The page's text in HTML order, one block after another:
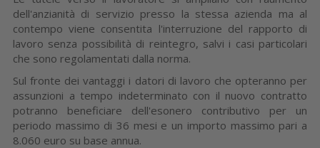
dell'anzianità di servizio presso la stessa azienda ma al
contempo viene consentita l'interruzione del rapporto di
lavoro senza possibilità di reintegro, salvi i casi particolari
che sono regolamentati dalla norma.
Sul fronte dei vantaggi i datori di lavoro che opteranno per
assunzioni a tempo indeterminato con il nuovo contratto
potranno beneficiare dell'esonero contributivo per un
periodo massimo di 36 mesi e un importo massimo pari a
8.060 euro su base annua.